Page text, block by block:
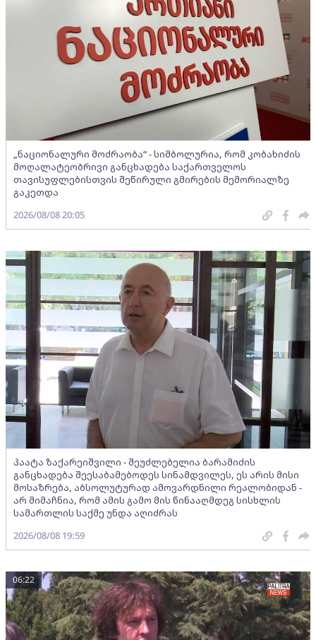
„ნაციონალური მოძრაობა“ - სიმბოლურია, რომ კობახიძის
მოღალატეობრივი განცხადება საქართველოს
თავისუფლებისთვის შეწირული გმირების მემორიალზე
გაკეთდა
2026/08/08 20:05
პაატა ზაქარეიშვილი - შეუძლებელია ბარამიძის
განცხადება შეესაბამებოდეს სინამდვილეს, ეს არის მისი
მოსაზრება, აბსოლუტურად ამოვარდნილი რეალობიდან -
არ მიმაჩნია, რომ ამის გამო მის წინააღმდეგ სისხლის
სამართლის საქმე უნდა აღიძრას
2026/08/08 19:59
06:22